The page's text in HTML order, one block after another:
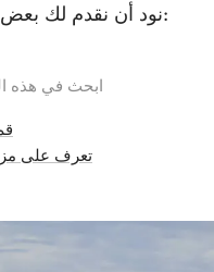
نود أن نقدم لك بعض البدائل بينما نقوم بإصلاح الخطأ:
ابحث في هذه
تعرف على